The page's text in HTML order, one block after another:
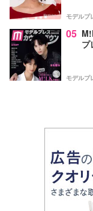
モデルプ
05
プ
モデルプ